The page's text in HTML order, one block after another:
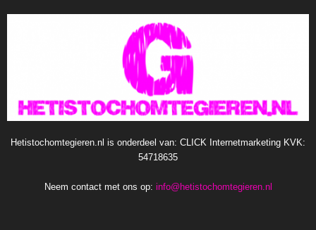
Hetistochomtegieren.nl is onderdeel van: CLICK Internetmarketing KVK:
54718635
Neem contact met ons op: info@hetistochomtegieren.nl